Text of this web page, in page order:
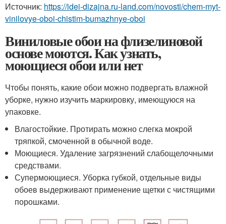
Источник: https://idei-dizajna.ru-land.com/novosti/chem-myt-
vinilovye-oboi-chistim-bumazhnye-oboi
Виниловые обои на флизелиновой
основе моются. Как узнать,
моющиеся обои или нет
Чтобы понять, какие обои можно подвергать влажной
уборке, нужно изучить маркировку, имеющуюся на
упаковке.
Влагостойкие. Протирать можно слегка мокрой
тряпкой, смоченной в обычной воде.
Моющиеся. Удаление загрязнений слабощелочными
средствами.
Супермоющиеся. Уборка губкой, отдельные виды
обоев выдерживают применение щетки с чистящими
порошками.